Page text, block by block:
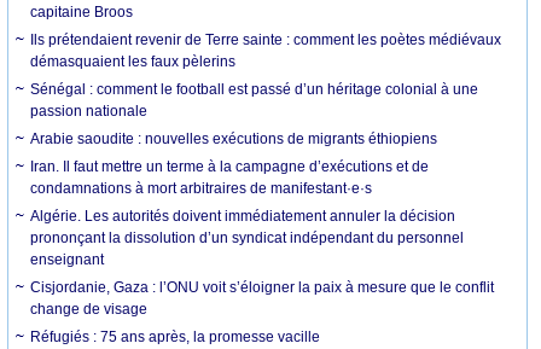
capitaine Broos
Ils prétendaient revenir de Terre sainte : comment les poètes médiévaux
démasquaient les faux pèlerins
Sénégal : comment le football est passé d’un héritage colonial à une
passion nationale
Arabie saoudite : nouvelles exécutions de migrants éthiopiens
Iran. Il faut mettre un terme à la campagne d’exécutions et de
condamnations à mort arbitraires de manifestant·e·s
Algérie. Les autorités doivent immédiatement annuler la décision
prononçant la dissolution d’un syndicat indépendant du personnel
enseignant
Cisjordanie, Gaza : l’ONU voit s’éloigner la paix à mesure que le conflit
change de visage
Réfugiés : 75 ans après, la promesse vacille